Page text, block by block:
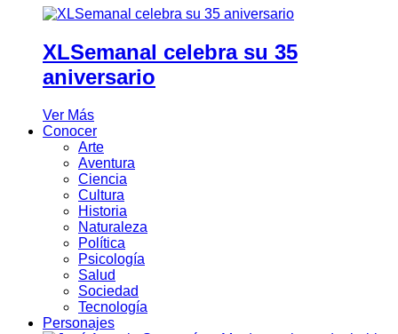
XLSemanal celebra su 35
aniversario
Ver Más
Conocer
Arte
Aventura
Ciencia
Cultura
Historia
Naturaleza
Política
Psicología
Salud
Sociedad
Tecnología
Personajes